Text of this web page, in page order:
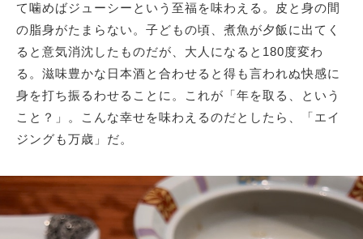
て噛めばジューシーという至福を味わえる。皮と身の間
の脂身がたまらない。子どもの頃、煮魚が夕飯に出てく
ると意気消沈したものだが、大人になると180度変わ
る。滋味豊かな日本酒と合わせると得も言われぬ快感に
身を打ち振るわせることに。これが「年を取る、という
こと？」。こんな幸せを味わえるのだとしたら、「エイ
ジングも万歳」だ。